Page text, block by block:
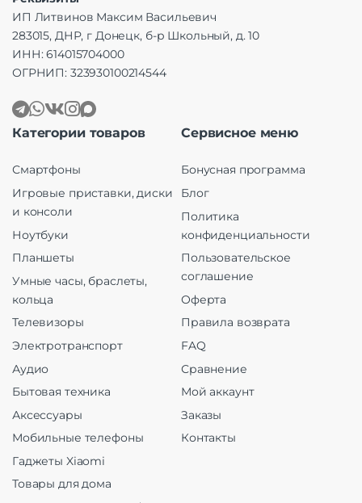
ИП Литвинов Максим Васильевич
283015, ДНР, г Донецк, б-р Школьный, д. 10
ИНН: 614015704000
ОГРНИП: 323930100214544
Категории товаров
Смартфоны
Игровые приставки, диски
и консоли
Ноутбуки
Планшеты
Умные часы, браслеты,
кольца
Телевизоры
Электротранспорт
Аудио
Бытовая техника
Аксессуары
Мобильные телефоны
Гаджеты Xiaomi
Товары для дома
Сервисное меню
Бонусная программа
Блог
Политика
конфиденциальности
Пользовательское
соглашение
Оферта
Правила возврата
FAQ
Сравнение
Мой аккаунт
Заказы
Контакты